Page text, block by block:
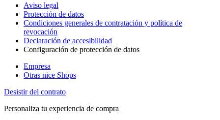
Aviso legal
Protección de datos
Condiciones generales de contratación y política de
revocación
Declaración de accesibilidad
Configuración de protección de datos
Empresa
Otras nice Shops
Desistir del contrato
Personaliza tu experiencia de compra